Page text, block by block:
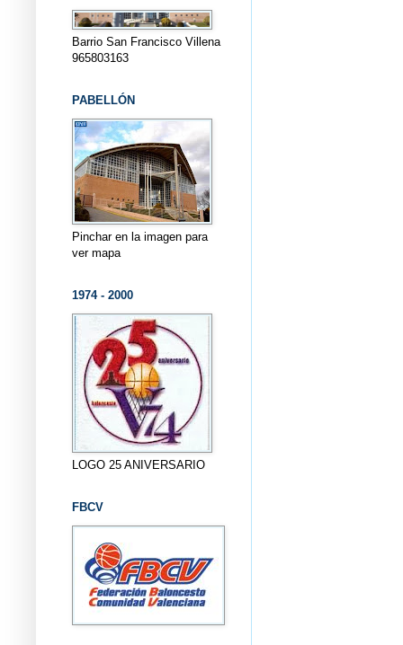
Barrio San Francisco Villena
965803163
PABELLÓN
Pinchar en la imagen para
ver mapa
1974 - 2000
LOGO 25 ANIVERSARIO
FBCV